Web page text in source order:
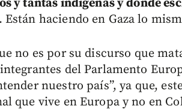
y tantas indígenas y donde
. Están haciendo en Gaza lo
no es por su discurso que
del Parlamento
nuestro país”, ya que,
que vive en Europa y no en